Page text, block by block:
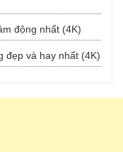
động nhất (4K)
đẹp và hay nhất (4K)